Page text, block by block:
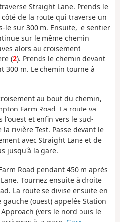
Straight Lane. Prends le
de la route qui traverse un
le sur 300 m. Ensuite, le sentier
sur le même chemin
alors au croisement
(2). Prends le chemin devant
300 m. Le chemin tourne à
au bout du chemin,
Farm Road. La route va
l'ouest et enfin vers le sud-
rivière Test. Passe devant le
avec Straight Lane et de
jusqu'à la gare.
Road pendant 450 m après
Tournez ensuite à droite
La route se divise ensuite en
(ouest) appelée Station
(vers le nord puis le